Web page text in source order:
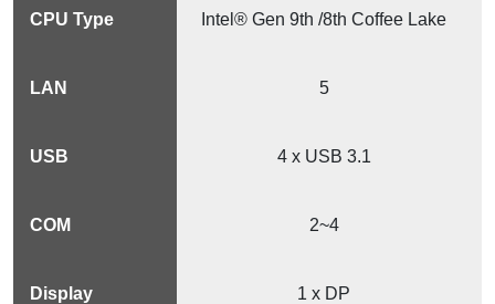
Intel® Gen 9th /8th Coffee Lake
5
4 x USB 3.1
2~4
1 x DP